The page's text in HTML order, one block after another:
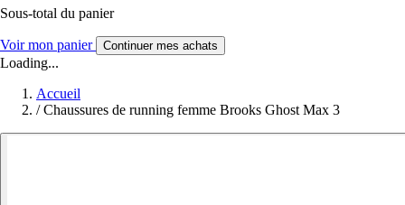
Sous-total du panier
Voir mon panier Continuer mes achats
Loading...
Accueil
/ Chaussures de running femme Brooks Ghost Max 3